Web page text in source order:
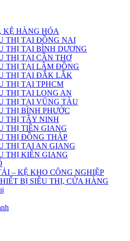
KỆ HÀNG HÓA
THỊ TẠI ĐỒNG NAI
THỊ TẠI BÌNH DƯƠNG
THỊ TẠI CẦN THƠ
THỊ TẠI LÂM ĐỒNG
THỊ TẠI ĐẮK LẮK
THỊ TẠI TPHCM
THỊ TẠI LONG AN
THỊ TẠI VŨNG TÀU
THỊ BÌNH PHƯỚC
THỊ TÂY NINH
THỊ TIỀN GIANG
THỊ ĐỒNG THÁP
THỊ TẠI AN GIANG
THỊ KIÊN GIANG
– KỆ KHO CÔNG NGHIỆP
BỊ SIÊU THỊ, CỬA HÀNG